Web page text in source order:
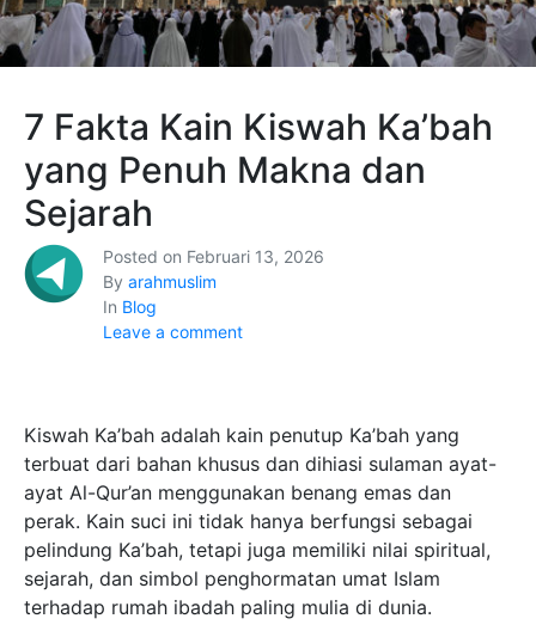
Posted on Februari 13, 2026
By arahmuslim
In Blog
Leave a comment
7 Fakta Kain Kiswah Ka’bah
yang Penuh Makna dan
Sejarah
Kiswah Ka’bah adalah kain penutup Ka’bah yang
terbuat dari bahan khusus dan dihiasi sulaman ayat-
ayat Al-Qur’an menggunakan benang emas dan
perak. Kain suci ini tidak hanya berfungsi sebagai
pelindung Ka’bah, tetapi juga memiliki nilai spiritual,
sejarah, dan simbol penghormatan umat Islam
terhadap rumah ibadah paling mulia di dunia.